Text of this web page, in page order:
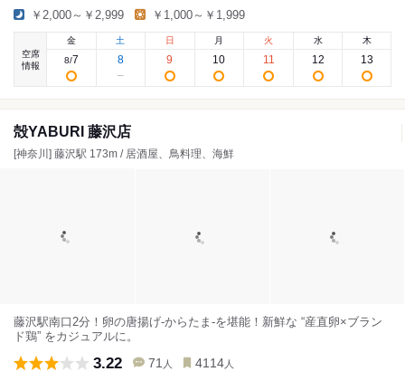
￥2,000～￥2,999 ￥1,000～￥1,999
空席
情報
金
8/7
土
8
日
9
月
10
火
11
水
12
木
13
殻YABURI 藤沢店
[神奈川] 藤沢駅 173m / 居酒屋、鳥料理、海鮮
藤沢駅南口2分！卵の唐揚げ-からたま-を堪能！新鮮な “産直卵×ブラン
ド鶏” をカジュアルに。
3.22 71 人 4114 人